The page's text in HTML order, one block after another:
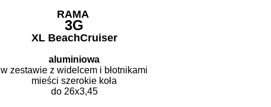
RAMA
3G
XL BeachCruiser
aluminiowa
w zestawie z widelcem i błotnikami
mieści szerokie koła
do 26x3,45